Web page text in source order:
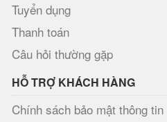
Tuyển dụng
Thanh toán
Câu hỏi thường gặp
HỖ TRỢ KHÁCH HÀNG
Chính sách bảo mật thông tin